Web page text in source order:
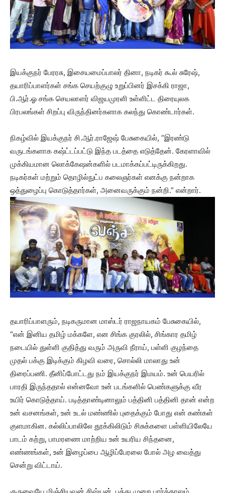
இயக்குநர் பேரரசு, இசையமைப்பாலர் தினா, நடிகர் கூல் சுரேஷ்,
தயாரிப்பாளர்கள் சங்க செயற்குழு உறுப்பினர் இசக்கி ராஜா,
பி.ஆர்.ஓ சங்க செயலாளர் விஜயமுரளி உள்ளிட்ட திரையுலக
பிரபலங்கள் சிறப்பு விருந்தினர்களாக கலந்து கொண்டார்கள்.
நிகழ்வில் இயக்குநர் சி.ஆர்.ராஜேஷ் பேசுகையில், “இரண்டு
வருடங்களாக கஷ்ட்டப்பட்டு இந்த படத்தை எடுத்தேன். கேரளாவில்
முக்கியமான லொக்கேஷன்களில் படமாக்கப்பட்டிருக்கிறது.
நடிகர்கள் மற்றும் தொழில்நுட்ப கலைஞர்கள் எனக்கு நன்றாக
ஒத்துழைப்பு கொடுத்தார்கள், அனைவருக்கும் நன்றி.” என்றார்.
தயாரிப்பாளரும், நடிகருமான மாஸ்டர் ராஜநாயகம் பேசுகையில்,
“என் இனிய தமிழ் மக்களே, என சிங்க குரலில், சிங்கார தமிழ்
நடையில் துள்ளி குதித்து வரும் அருவி நீராய், பள்ளி குழந்தை
முதல் பக்கு இடிக்கும் கிழவி வரை, சொல்லி மாலாது உன்
திரைப்பணி. தீனிப்போட்டது நம் இயக்குநர் இமயம். உன் பெயரில்
பாரதி இருந்ததால் என்னவோ உன் படங்களில் பெண்களுக்கு வீர
உயிர் கொடுத்தாய். படித்தாண்டினாலும் பத்தினி பத்தினி தான் என்ற
உன் வசனங்கள், உன் உடல் மண்ணில் புதைக்கும் போது என் கண்கள்
குளமாகின. கல்லிப்பாலிலே தூக்கிலிடும் சிசுக்களை பள்ளியிலேயே
பாடம் கற்று, பாமரணை மாற்றிய உன் உயரிய சிந்தனை,
எண்ணங்கள், உன் இழைப்பை ஆழிப்பேரலை போல் அழ வைத்து
சென்று விட்டாய்.